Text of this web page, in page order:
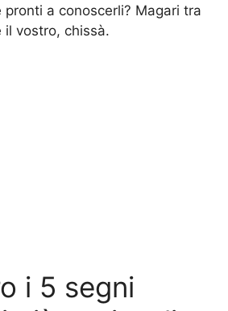
pronti a conoscerli? Magari tra
il vostro, chissà.
i 5 segni